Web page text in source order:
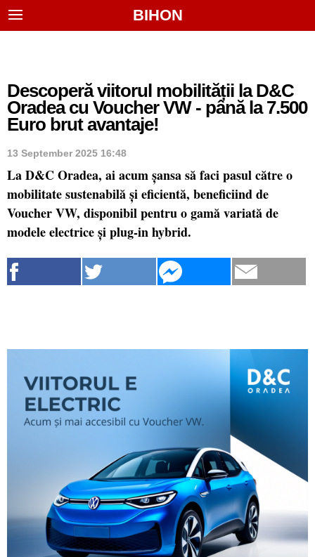
BIHON
Descoperă viitorul mobilității la D&C
Oradea cu Voucher VW - până la 7.500
Euro brut avantaje!
13 September 2025 16:48
La D&C Oradea, ai acum șansa să faci pasul către o
mobilitate sustenabilă și eficientă, beneficiind de
Voucher VW, disponibil pentru o gamă variată de
modele electrice și plug-in hybrid.